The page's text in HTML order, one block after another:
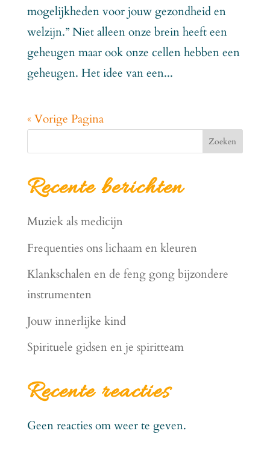
mogelijkheden voor jouw gezondheid en
welzijn.” Niet alleen onze brein heeft een
geheugen maar ook onze cellen hebben een
geheugen. Het idee van een...
« Vorige Pagina
Zoeken
Recente berichten
Muziek als medicijn
Frequenties ons lichaam en kleuren
Klankschalen en de feng gong bijzondere
instrumenten
Jouw innerlijke kind
Spirituele gidsen en je spiritteam
Recente reacties
Geen reacties om weer te geven.